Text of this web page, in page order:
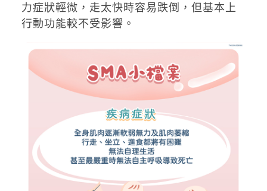
力症狀輕微，走太快時容易跌倒，但基本上
行動功能較不受影響。